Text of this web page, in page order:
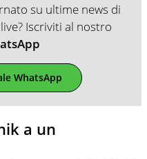
su ultime news di
Iscriviti al nostro
WhatsApp
a un